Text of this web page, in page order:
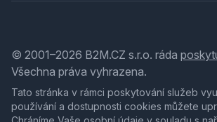
© 2001–2026 B2M.CZ s.r.o. ráda
Všechna práva vyhrazena.
Tato stránka v rámci poskytování služeb
používání a dostupnosti cookies můžete